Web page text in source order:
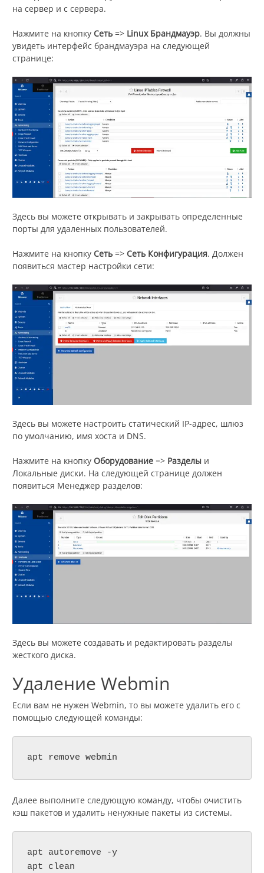
на сервер и с сервера.
Нажмите на кнопку Сеть => Linux Брандмауэр. Вы должны
увидеть интерфейс брандмауэра на следующей
странице:
Здесь вы можете открывать и закрывать определенные
порты для удаленных пользователей.
Нажмите на кнопку Сеть => Сеть Конфигурация. Должен
появиться мастер настройки сети:
Здесь вы можете настроить статический IP-адрес, шлюз
по умолчанию, имя хоста и DNS.
Нажмите на кнопку Оборудование => Разделы и
Локальные диски. На следующей странице должен
появиться Менеджер разделов:
Здесь вы можете создавать и редактировать разделы
жесткого диска.
Удаление Webmin
Если вам не нужен Webmin, то вы можете удалить его с
помощью следующей команды:
apt remove webmin
Далее выполните следующую команду, чтобы очистить
кэш пакетов и удалить ненужные пакеты из системы.
apt autoremove -y
apt clean